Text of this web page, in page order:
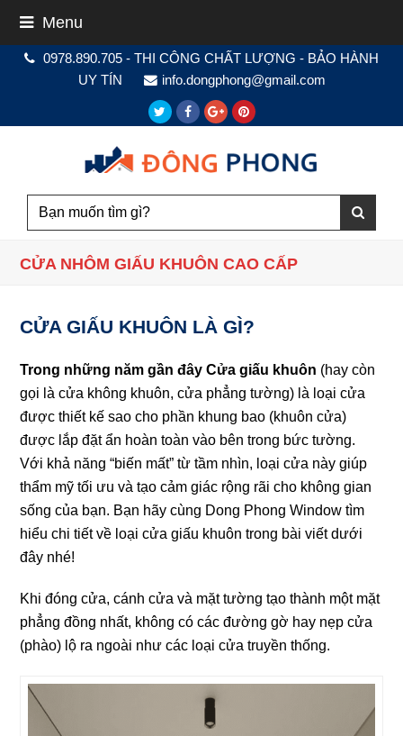
Menu
0978.890.705 - THI CÔNG CHẤT LƯỢNG - BẢO HÀNH
UY TÍN
info.dongphong@gmail.com
TwitterFacebook
GooglePinterest
CỬA NHÔM GIẤU KHUÔN CAO CẤP
CỬA GIẤU KHUÔN LÀ GÌ?
Trong những năm gần đây Cửa giấu khuôn (hay còn
gọi là cửa không khuôn, cửa phẳng tường) là loại cửa
được thiết kế sao cho phần khung bao (khuôn cửa)
được lắp đặt ẩn hoàn toàn vào bên trong bức tường.
Với khả năng “biến mất” từ tầm nhìn, loại cửa này giúp
thẩm mỹ tối ưu và tạo cảm giác rộng rãi cho không gian
sống của bạn. Bạn hãy cùng Dong Phong Window tìm
hiểu chi tiết về loại cửa giấu khuôn trong bài viết dưới
đây nhé!
Khi đóng cửa, cánh cửa và mặt tường tạo thành một mặt
phẳng đồng nhất, không có các đường gờ hay nẹp cửa
(phào) lộ ra ngoài như các loại cửa truyền thống.